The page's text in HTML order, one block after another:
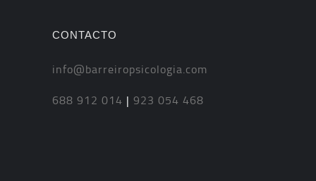
CONTACTO
info@barreiropsicologia.com
688 912 014 | 923 054 468